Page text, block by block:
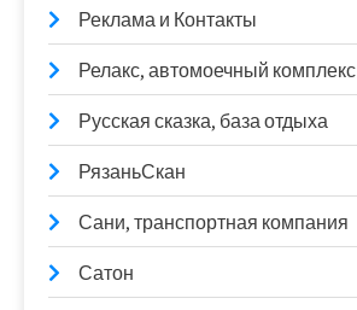
Реклама и Контакты
Релакс, автомоечный комплекс
Русская сказка, база отдыха
РязаньСкан
Сани, транспортная компания
Сатон